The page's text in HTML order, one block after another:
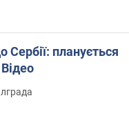
планується